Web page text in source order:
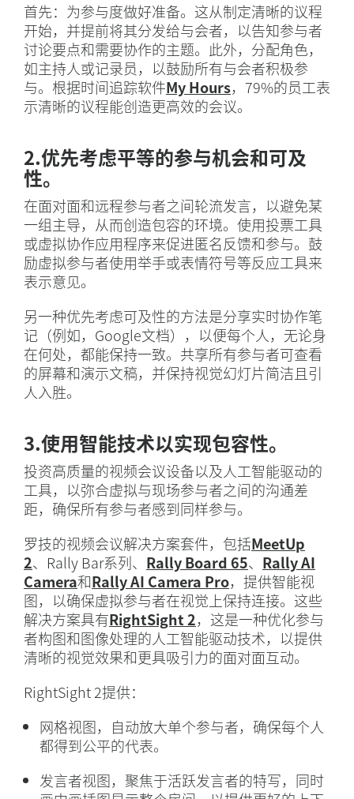
首先：为参与度做好准备。这从制定清晰的议程
开始，并提前将其分发给与会者，以告知参与者
讨论要点和需要协作的主题。此外，分配角色，
如主持人或记录员，以鼓励所有与会者积极参
与。根据时间追踪软件My Hours，79%的员工表
示清晰的议程能创造更高效的会议。
2.优先考虑平等的参与机会和可及
性。
在面对面和远程参与者之间轮流发言，以避免某
一组主导，从而创造包容的环境。使用投票工具
或虚拟协作应用程序来促进匿名反馈和参与。鼓
励虚拟参与者使用举手或表情符号等反应工具来
表示意见。
另一种优先考虑可及性的方法是分享实时协作笔
记（例如，Google文档），以便每个人，无论身
在何处，都能保持一致。共享所有参与者可查看
的屏幕和演示文稿，并保持视觉幻灯片简洁且引
人入胜。
3.使用智能技术以实现包容性。
投资高质量的视频会议设备以及人工智能驱动的
工具，以弥合虚拟与现场参与者之间的沟通差
距，确保所有参与者感到同样参与。
罗技的视频会议解决方案套件，包括MeetUp
2、Rally Bar系列、 Rally Board 65、 Rally AI
Camera和Rally AI Camera Pro，提供智能视
图，以确保虚拟参与者在视觉上保持连接。这些
解决方案具有RightSight 2，这是一种优化参与
者构图和图像处理的人工智能驱动技术，以提供
清晰的视觉效果和更具吸引力的面对面互动。
RightSight 2提供：
网格视图，自动放大单个参与者，确保每个人
都得到公平的代表。
发言者视图，聚焦于活跃发言者的特写，同时